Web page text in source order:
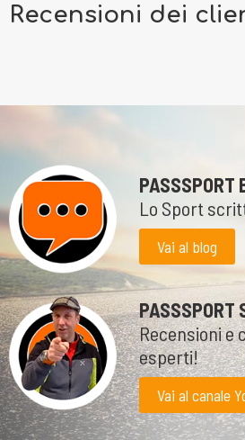
Recensioni dei
PASSSPORT
Lo Sport
Vai al blog
PASSSPORT
Recensioni e
esperti!
Vai al canale